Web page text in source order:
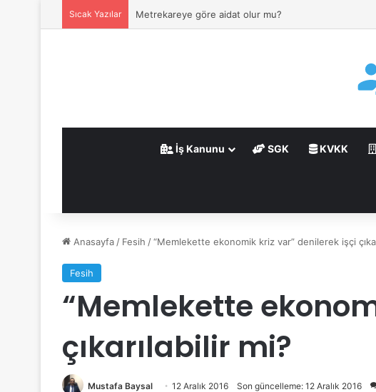
Sıcak Yazılar Metrekareye göre aidat olur mu?
İş Kanunu SGK KVKK
Anasayfa / Fesih /“Memlekette ekonomik kriz var” denilerek işçi
Fesih
“Memlekette
çıkarılabilir mi?
Mustafa Baysal 12 Aralık 2016 Son güncelleme: 12 Aralık 2016